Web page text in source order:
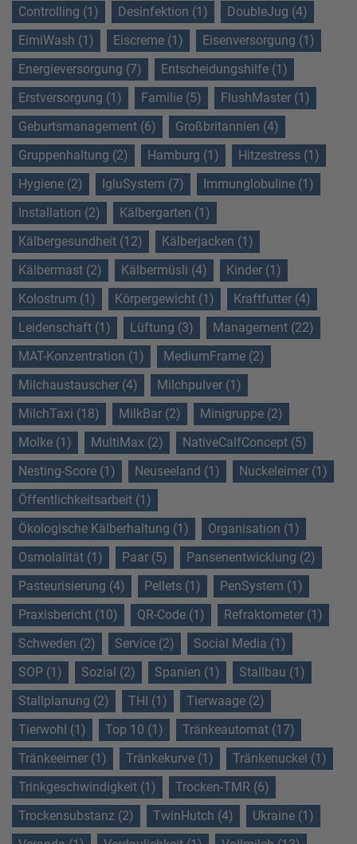
Controlling (1)
Desinfektion (1)
DoubleJug (4)
EimiWash (1)
Eiscreme (1)
Eisenversorgung (1)
Energieversorgung (7)
Entscheidungshilfe (1)
Erstversorgung (1)
Familie (5)
FlushMaster (1)
Geburtsmanagement (6)
Großbritannien (4)
Gruppenhaltung (2)
Hamburg (1)
Hitzestress (1)
Hygiene (2)
IgluSystem (7)
Immunglobuline (1)
Installation (2)
Kälbergarten (1)
Kälbergesundheit (12)
Kälberjacken (1)
Kälbermast (2)
Kälbermüsli (4)
Kinder (1)
Kolostrum (1)
Körpergewicht (1)
Kraftfutter (4)
Leidenschaft (1)
Lüftung (3)
Management (22)
MAT-Konzentration (1)
MediumFrame (2)
Milchaustauscher (4)
Milchpulver (1)
MilchTaxi (18)
MilkBar (2)
Minigruppe (2)
Molke (1)
MultiMax (2)
NativeCalfConcept (5)
Nesting-Score (1)
Neuseeland (1)
Nuckeleimer (1)
Öffentlichkeitsarbeit (1)
Ökologische Kälberhaltung (1)
Organisation (1)
Osmolalität (1)
Paar (5)
Pansenentwicklung (2)
Pasteurisierung (4)
Pellets (1)
PenSystem (1)
Praxisbericht (10)
QR-Code (1)
Refraktometer (1)
Schweden (2)
Service (2)
Social Media (1)
SOP (1)
Sozial (2) Spanien (1)
Stallbau (1)
Stallplanung (2)
THI (1)
Tierwaage (2)
Tierwohl (1)
Top 10 (1)
Tränkeautomat (17)
Tränkeeimer (1)
Tränkekurve (1)
Tränkenuckel (1)
Trinkgeschwindigkeit (1)
Trocken-TMR (6)
Trockensubstanz (2)
TwinHutch (4)
Ukraine (1)